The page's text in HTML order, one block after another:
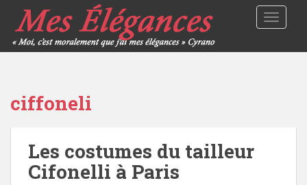
ciffoneli
Les costumes du tailleur
Cifonelli à Paris